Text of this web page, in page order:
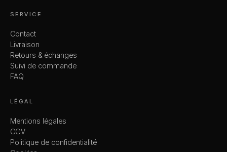
SERVICE
Contact
Livraison
Retours & échanges
Suivi de commande
FAQ
LÉGAL
Mentions légales
CGV
Politique de confidentialité